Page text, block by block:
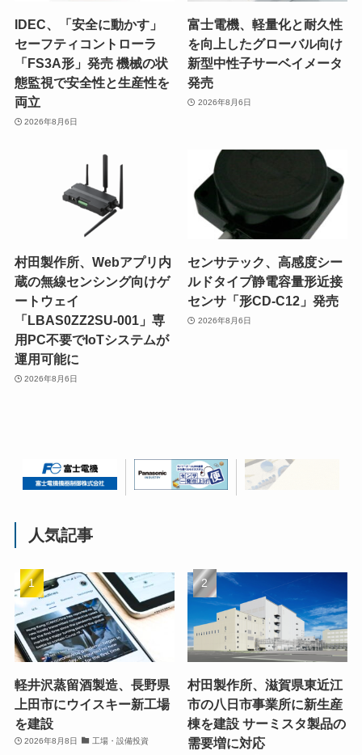
IDEC、「安全に動かす」
セーフティコントローラ
「FS3A形」発売 機械の状
態監視で安全性と生産性を
両立
2026年8月6日
富士電機、軽量化と耐久性
を向上したグローバル向け
新型中性子サーベイメータ
発売
2026年8月6日
村田製作所、Webアプリ内
蔵の無線センシング向けゲ
ートウェイ
「LBAS0ZZ2SU-001」専
用PC不要でIoTシステムが
運用可能に
2026年8月6日
センサテック、高感度シー
ルドタイプ静電容量形近接
センサ「形CD-C12」発売
2026年8月6日
人気記事
軽井沢蒸留酒製造、長野県
上田市にウイスキー新工場
を建設
2026年8月8日 工場・設備投資
村田製作所、滋賀県東近江
市の八日市事業所に新生産
棟を建設 サーミスタ製品の
需要増に対応